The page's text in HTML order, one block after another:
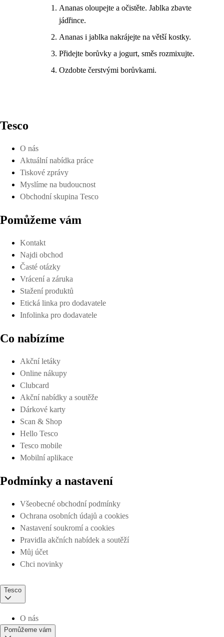
Ananas oloupejte a očistěte. Jablka zbavte
jádřince.
Ananas i jablka nakrájejte na větší kostky.
Přidejte borůvky a jogurt, směs rozmixujte.
Ozdobte čerstvými borůvkami.
Tesco
O nás
Aktuální nabídka práce
Tiskové zprávy
Myslíme na budoucnost
Obchodní skupina Tesco
Pomůžeme vám
Kontakt
Najdi obchod
Časté otázky
Vrácení a záruka
Stažení produktů
Etická linka pro dodavatele
Infolinka pro dodavatele
Co nabízíme
Akční letáky
Online nákupy
Clubcard
Akční nabídky a soutěže
Dárkové karty
Scan & Shop
Hello Tesco
Tesco mobile
Mobilní aplikace
Podmínky a nastavení
Všeobecné obchodní podmínky
Ochrana osobních údajů a cookies
Nastavení soukromí a cookies
Pravidla akčních nabídek a soutěží
Můj účet
Chci novinky
Tesco
O nás
Pomůžeme vám